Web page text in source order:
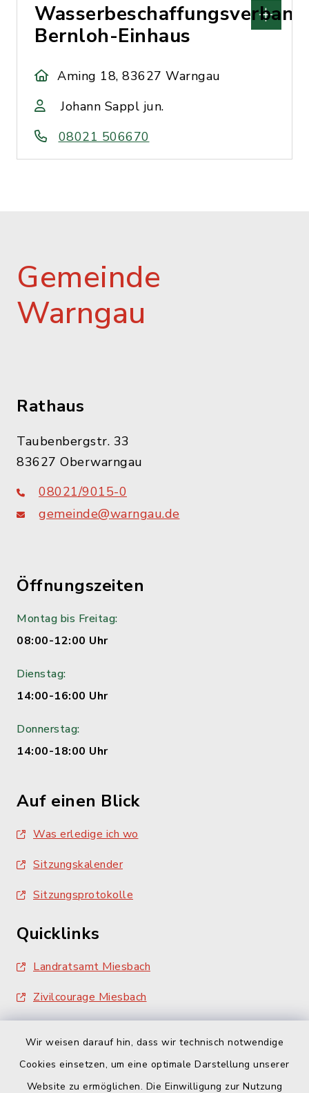
Wir weisen darauf hin, dass wir technisch notwendige
Cookies einsetzen, um eine optimale Darstellung unserer
Website zu ermöglichen. Die Einwilligung zur Nutzung
Wasserbeschaffungsverband
Bernloh-Einhaus
Aming 18, 83627 Warngau
Johann Sappl jun.
08021 506670
Gemeinde
Warngau
Rathaus
Taubenbergstr. 33
83627 Oberwarngau
08021/9015-0
gemeinde@warngau.de
Öffnungszeiten
Montag bis Freitag:
08:00-12:00 Uhr
Dienstag:
14:00-16:00 Uhr
Donnerstag:
14:00-18:00 Uhr
Auf einen Blick
Was erledige ich wo
Sitzungskalender
Sitzungsprotokolle
Quicklinks
Landratsamt Miesbach
Zivilcourage Miesbach